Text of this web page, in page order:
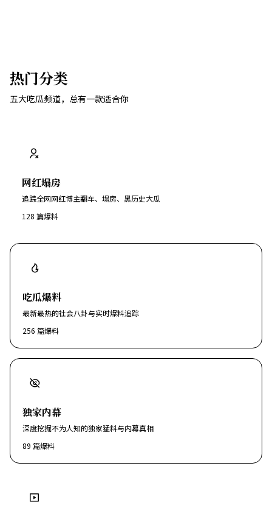
热门分类
五大吃瓜频道，总有一款适合你
网红塌房
追踪全网网红博主翻车、塌房、黑历史大瓜
128 篇爆料
吃瓜爆料
最新最热的社会八卦与实时爆料追踪
256 篇爆料
独家内幕
深度挖掘不为人知的独家猛料与内幕真相
89 篇爆料